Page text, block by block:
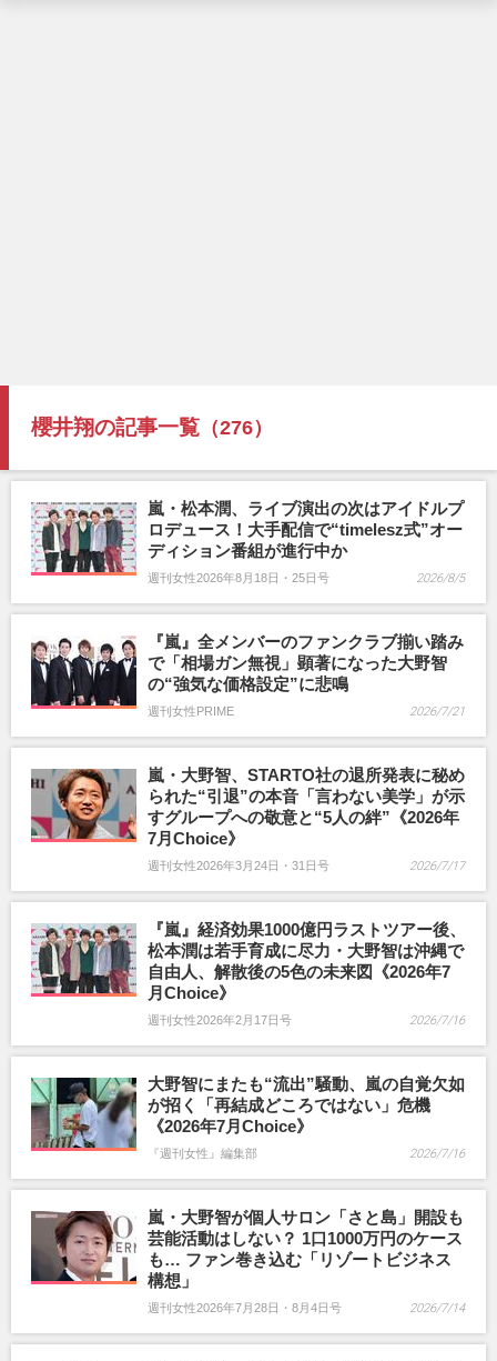
櫻井翔の記事一覧 （276）
嵐・松本潤、ライブ演出の次はアイドルプ
ロデュース！大手配信で“timelesz式”オー
ディション番組が進行中か
週刊女性2026年8月18日・25日号 2026/8/5
『嵐』全メンバーのファンクラブ揃い踏み
で「相場ガン無視」顕著になった大野智
の“強気な価格設定”に悲鳴
週刊女性PRIME 2026/7/21
嵐・大野智、STARTO社の退所発表に秘め
られた“引退”の本音「言わない美学」が示
すグループへの敬意と“5人の絆”《2026年
7月Choice》
週刊女性2026年3月24日・31日号 2026/7/17
『嵐』経済効果1000億円ラストツアー後、
松本潤は若手育成に尽力・大野智は沖縄で
自由人、解散後の5色の未来図《2026年7
月Choice》
週刊女性2026年2月17日号 2026/7/16
大野智にまたも“流出”騒動、嵐の自覚欠如
が招く「再結成どころではない」危機
《2026年7月Choice》
『週刊女性』編集部 2026/7/16
嵐・大野智が個人サロン「さと島」開設も
芸能活動はしない？ 1口1000万円のケース
も… ファン巻き込む「リゾートビジネス
構想」
週刊女性2026年7月28日・8月4日号 2026/7/14